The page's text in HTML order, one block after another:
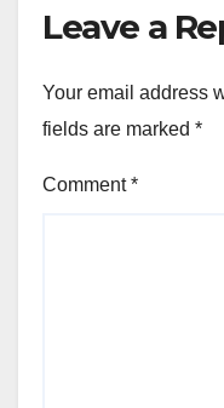
Leave a
Your email address
fields are marked *
Comment*